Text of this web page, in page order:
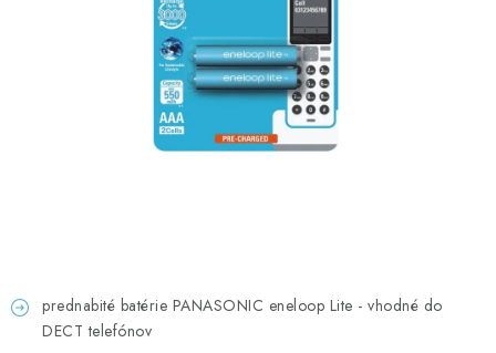
KÁBLE A KONEKTORY
prednabité batérie PANASONIC eneloop Lite - vhodné do
DECT telefónov